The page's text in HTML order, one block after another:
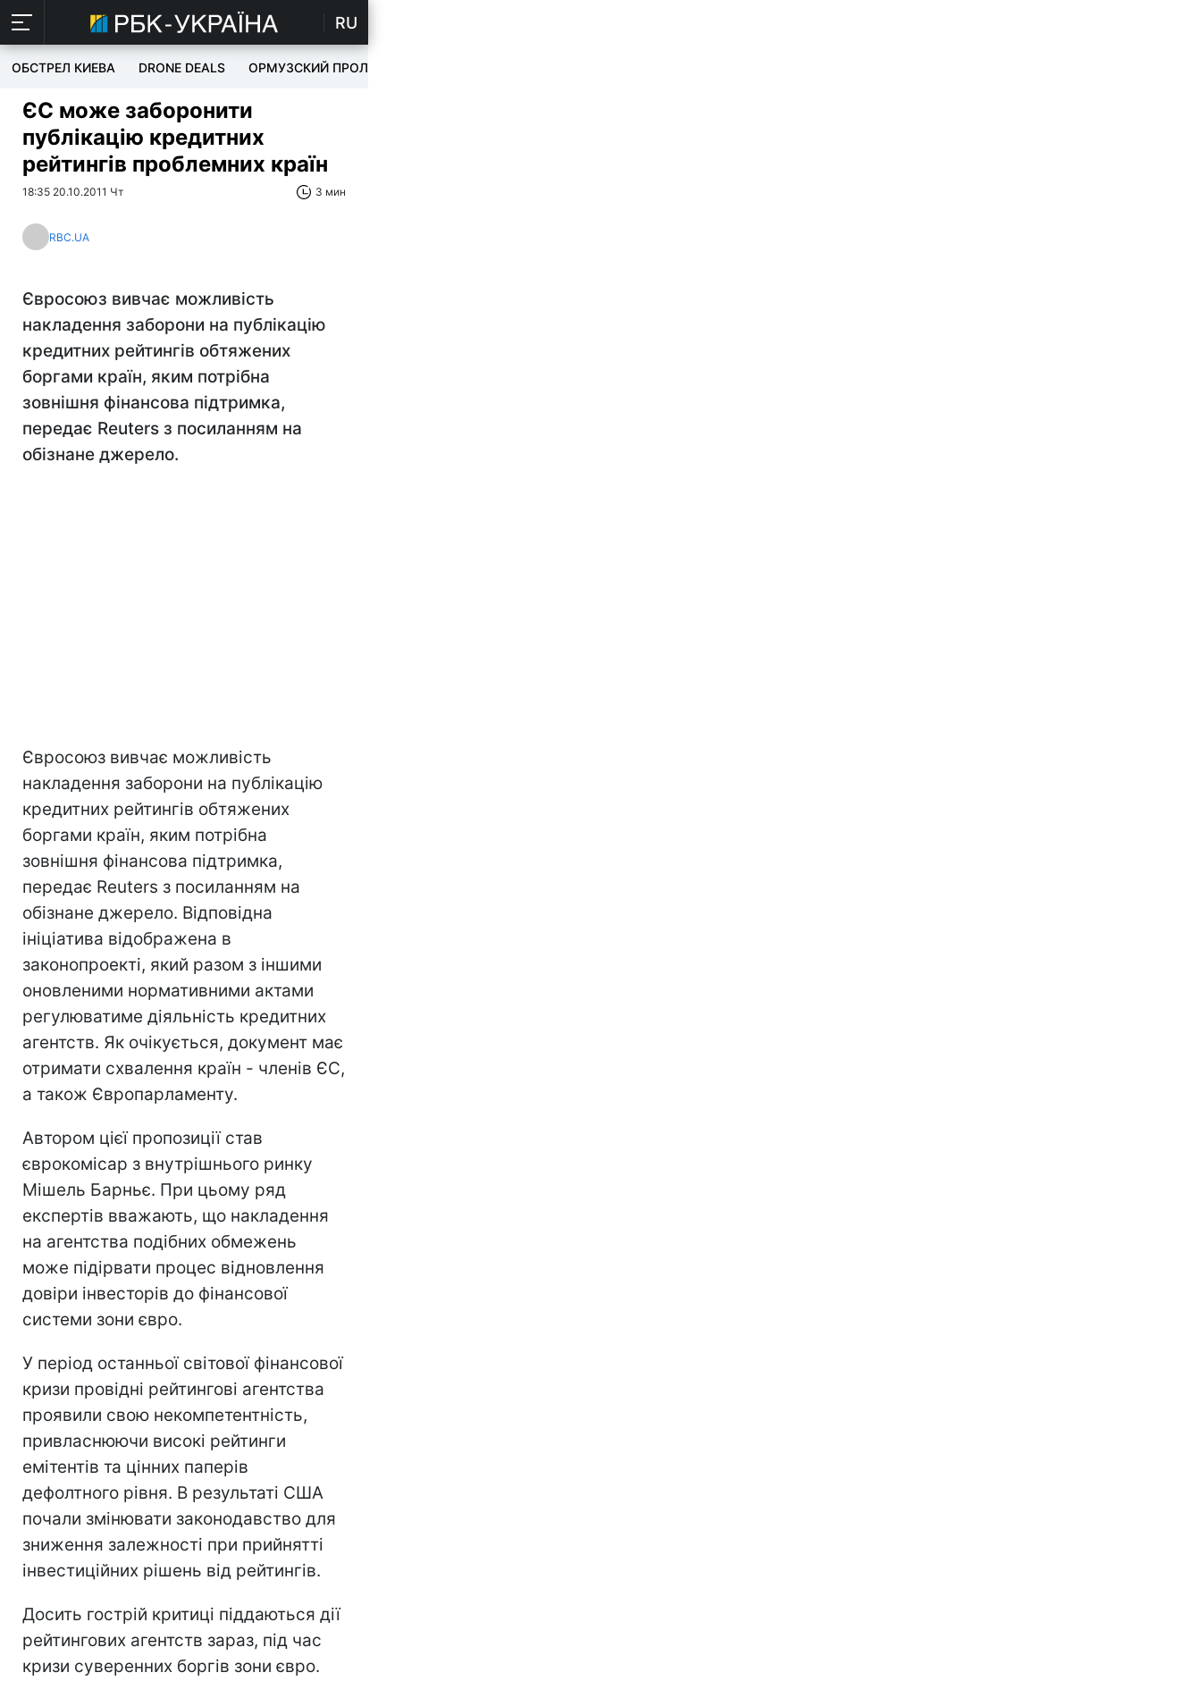
RU
ОБСТРЕЛ КИЕВА DRONE DEALS ОРМУЗСКИЙ ПРОЛИВ
ЄС може заборонити
публікацію кредитних
рейтингів проблемних країн
18:35 20.10.2011 Чт 3 мин
RBC.UA
Євросоюз вивчає можливість
накладення заборони на публікацію
кредитних рейтингів обтяжених
боргами країн, яким потрібна
зовнішня фінансова підтримка,
передає Reuters з посиланням на
обізнане джерело.
Євросоюз вивчає можливість
накладення заборони на публікацію
кредитних рейтингів обтяжених
боргами країн, яким потрібна
зовнішня фінансова підтримка,
передає Reuters з посиланням на
обізнане джерело. Відповідна
ініціатива відображена в
законопроекті, який разом з іншими
оновленими нормативними актами
регулюватиме діяльність кредитних
агентств. Як очікується, документ має
отримати схвалення країн - членів ЄС,
а також Європарламенту.
Автором цієї пропозиції став
єврокомісар з внутрішнього ринку
Мішель Барньє. При цьому ряд
експертів вважають, що накладення
на агентства подібних обмежень
може підірвати процес відновлення
довіри інвесторів до фінансової
системи зони євро.
У період останньої світової фінансової
кризи провідні рейтингові агентства
проявили свою некомпетентність,
привласнюючи високі рейтинги
емітентів та цінних паперів
дефолтного рівня. В результаті США
почали змінювати законодавство для
зниження залежності при прийнятті
інвестиційних рішень від рейтингів.
Досить гострій критиці піддаються дії
рейтингових агентств зараз, під час
кризи суверенних боргів зони євро.